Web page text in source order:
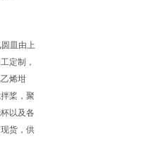
皿由上
定制，
烯坩
桨，聚
以及各
货，供